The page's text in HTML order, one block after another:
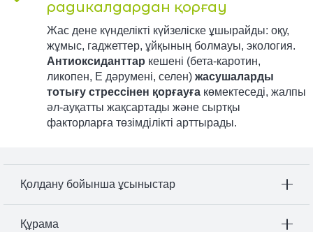
радикалдардан қорғау
Жас дене күнделікті күйзеліске ұшырайды: оқу,
жұмыс, гаджеттер, ұйқының болмауы, экология.
Антиоксиданттар кешені (бета-каротин,
ликопен, Е дәрумені, селен) жасушаларды
тотығу стрессінен қорғауғакөмектеседі, жалпы
әл-ауқатты жақсартады және сыртқы
факторларға төзімділікті арттырады.
Қолдану бойынша ұсыныстар
Құрама